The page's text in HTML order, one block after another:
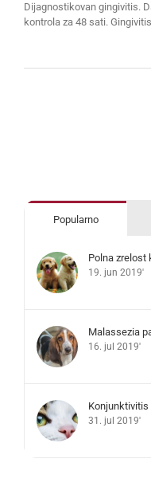
Dijagnostikovan gingivitis.
kontrola za 48 sati.
Popularno
Polna zrelost
19. jun 2019'
Malassezia
16. jul 2019'
31. jul 2019'